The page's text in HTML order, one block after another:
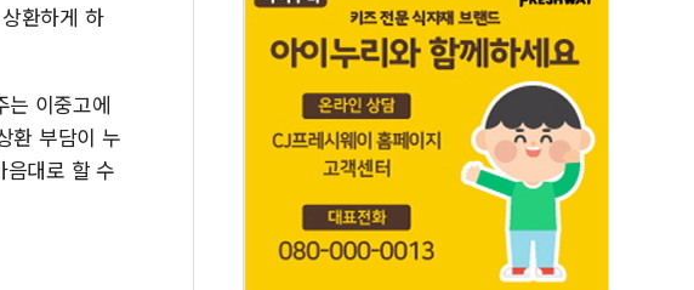
환하게 하
는 이중고에
환 부담이 누
음대로 할 수